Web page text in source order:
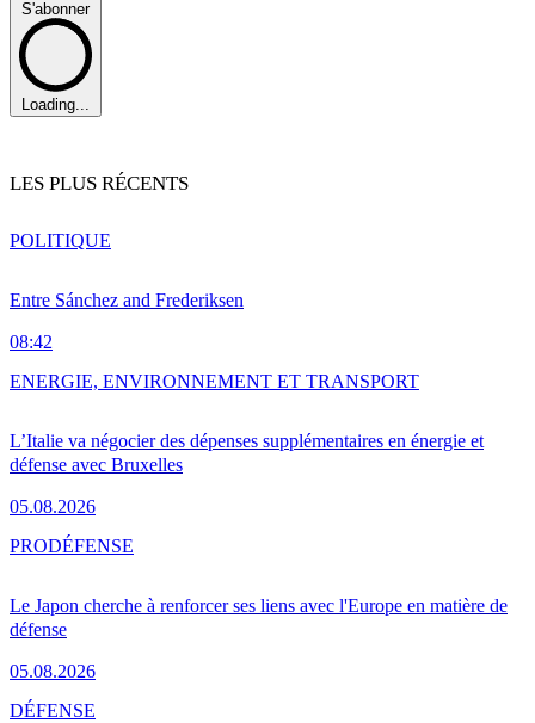
S'abonner
Loading...
LES PLUS RÉCENTS
Entre Sánchez and Frederiksen
08:42
POLITIQUE
L’Italie va négocier des dépenses supplémentaires en énergie et
défense avec Bruxelles
05.08.2026
ENERGIE, ENVIRONNEMENT ET TRANSPORT
Le Japon cherche à renforcer ses liens avec l'Europe en matière de
défense
05.08.2026
PRODÉFENSE
DÉFENSE